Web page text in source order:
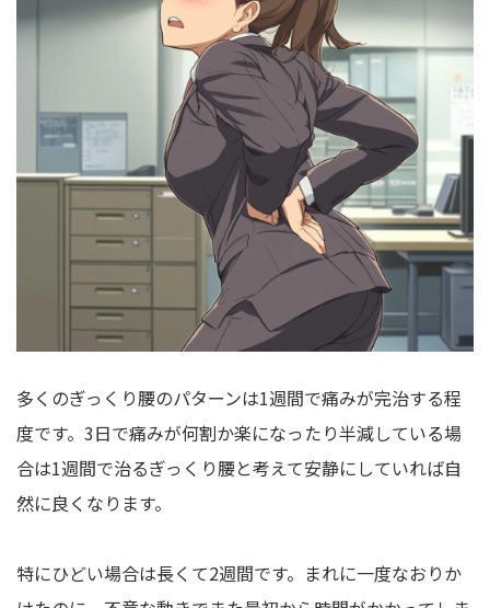
多くのぎっくり腰のパターンは1週間で痛みが完治する程
度です。3日で痛みが何割か楽になったり半減している場
合は1週間で治るぎっくり腰と考えて安静にしていれば自
然に良くなります。
特にひどい場合は長くて2週間です。まれに一度なおりか